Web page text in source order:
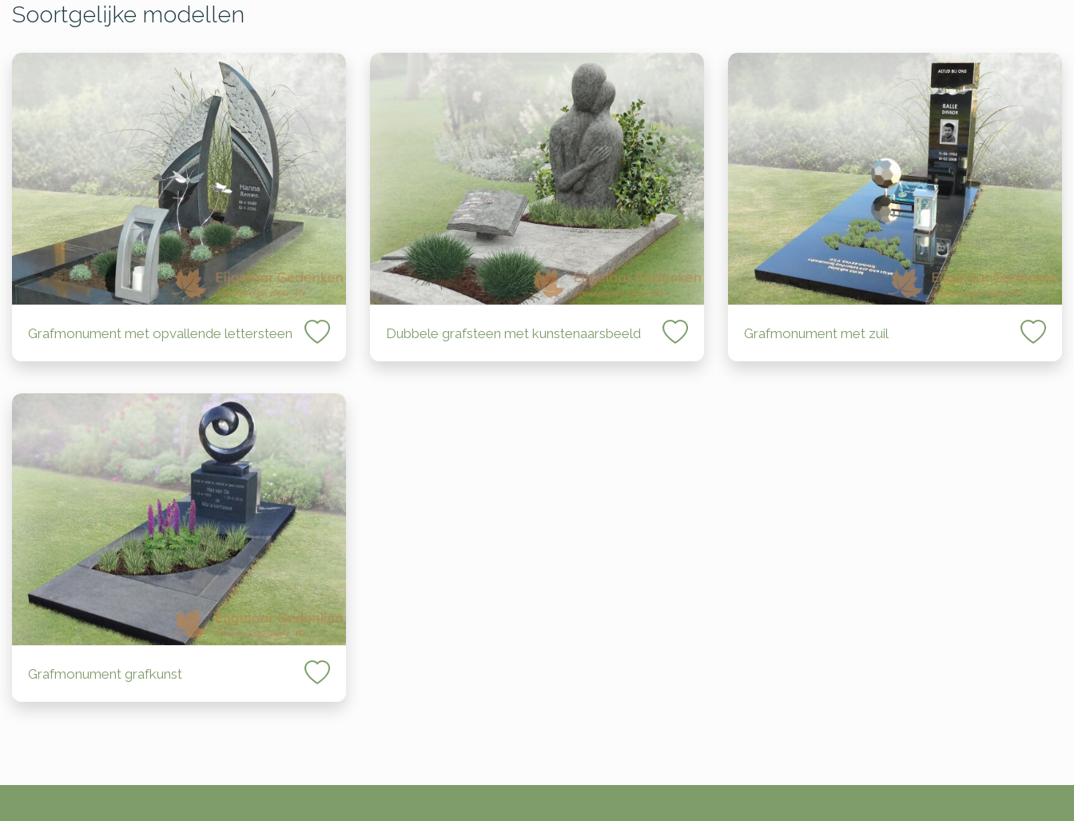
Soortgelijke modellen
Grafmonument met opvallende lettersteen Dubbele grafsteen met kunstenaarsbeeld Grafmonument met zuil
Grafmonument grafkunst